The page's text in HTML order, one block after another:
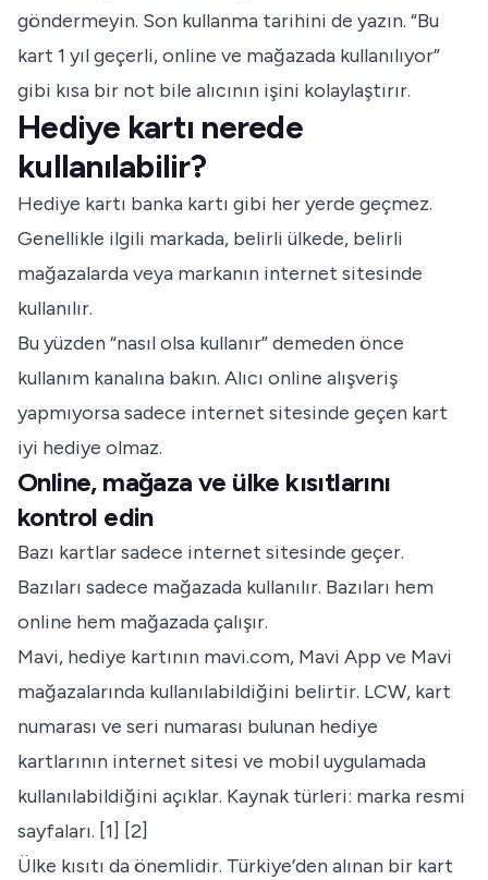
göndermeyin. Son kullanma tarihini de yazın. “Bu
kart 1 yıl geçerli, online ve mağazada kullanılıyor”
gibi kısa bir not bile alıcının işini kolaylaştırır.
Hediye kartı nerede
kullanılabilir?
Hediye kartı banka kartı gibi her yerde geçmez.
Genellikle ilgili markada, belirli ülkede, belirli
mağazalarda veya markanın internet sitesinde
kullanılır.
Bu yüzden “nasıl olsa kullanır” demeden önce
kullanım kanalına bakın. Alıcı online alışveriş
yapmıyorsa sadece internet sitesinde geçen kart
iyi hediye olmaz.
Online, mağaza ve ülke kısıtlarını
kontrol edin
Bazı kartlar sadece internet sitesinde geçer.
Bazıları sadece mağazada kullanılır. Bazıları hem
online hem mağazada çalışır.
Mavi, hediye kartının mavi.com, Mavi App ve Mavi
mağazalarında kullanılabildiğini belirtir. LCW, kart
numarası ve seri numarası bulunan hediye
kartlarının internet sitesi ve mobil uygulamada
kullanılabildiğini açıklar. Kaynak türleri: marka resmi
sayfaları. [1] [2]
Ülke kısıtı da önemlidir. Türkiye’den alınan bir kart